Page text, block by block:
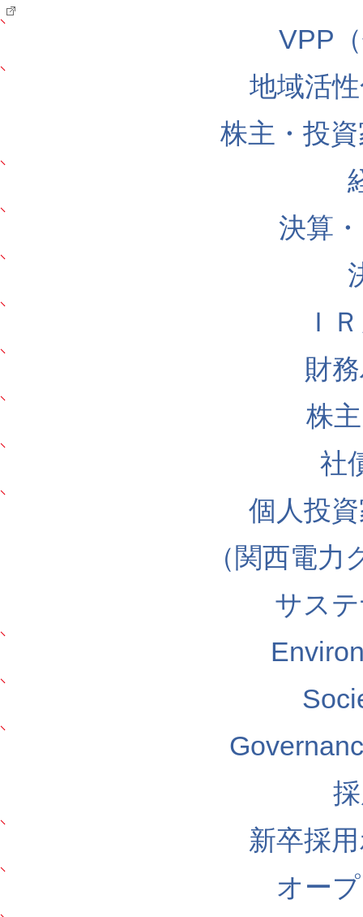
VPP
地域活
株主・投
決算
Ｉ
財
株
社
個人投
（関西電
サス
新卒採
オー